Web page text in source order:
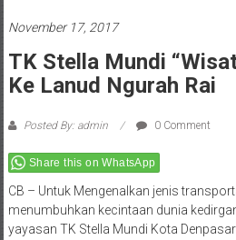
November 17, 2017
TK Stella Mundi
Ke Lanud Ngurah Rai
Posted By: admin 0 Comment
Share this on WhatsApp
CB – Untuk Mengenalkan jenis
menumbuhkan kecintaan dunia
yayasan TK Stella Mundi Kota